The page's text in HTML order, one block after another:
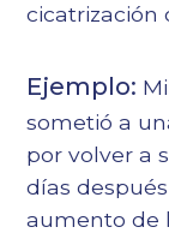
cicatrización
Ejemplo:
sometió a
por volver a
días
aumento de